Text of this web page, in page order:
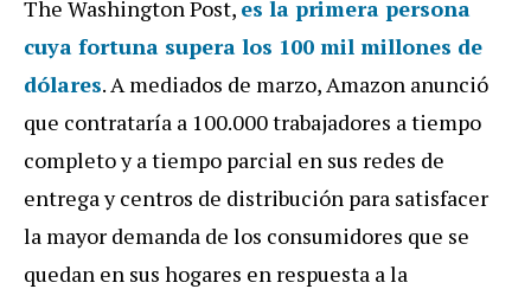
The Washington Post, es la primera persona
cuya fortuna supera los 100 mil millones de
dólares. A mediados de marzo, Amazon anunció
que contrataría a 100.000 trabajadores a tiempo
completo y a tiempo parcial en sus redes de
entrega y centros de distribución para satisfacer
la mayor demanda de los consumidores que se
quedan en sus hogares en respuesta a la